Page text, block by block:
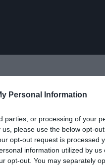
Personal Information
parties, or processing of your
please use the below opt-
opt-out request is processed
information utilized by us
opt-out. You may separately
Google